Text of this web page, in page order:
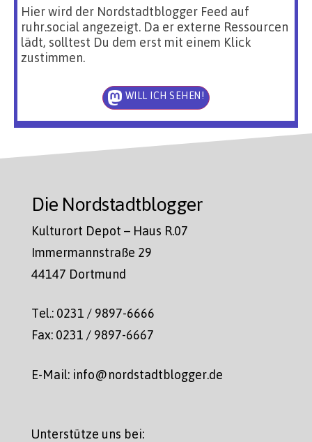
Hier wird der Nordstadtblogger Feed auf
ruhr.social angezeigt. Da er externe Ressourcen
lädt, solltest Du dem erst mit einem Klick
zustimmen.
WILL ICH SEHEN!
Die Nordstadtblogger
Kulturort Depot – Haus R.07
Immermannstraße 29
44147 Dortmund
Tel.: 0231 / 9897-6666
Fax: 0231 / 9897-6667
E-Mail: info@nordstadtblogger.de
Unterstütze uns bei: